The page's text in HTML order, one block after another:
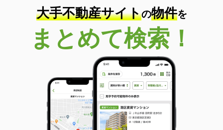
大手不動産サイトの物件を
まとめて検索！